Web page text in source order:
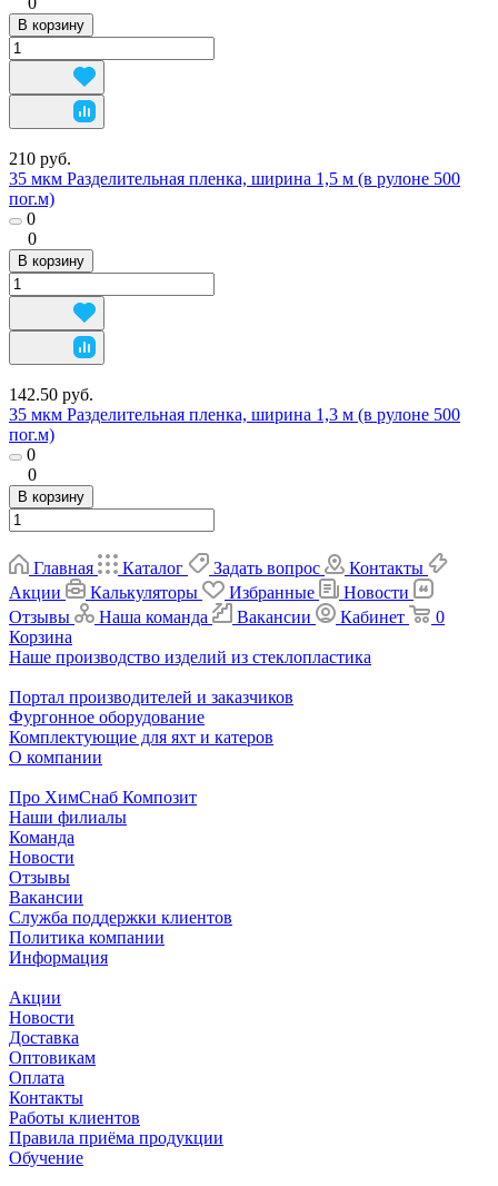
В корзину
210 руб.
35 мкм Разделительная пленка, ширина 1,5 м (в рулоне 500
пог.м)
0
0
В корзину
142.50 руб.
35 мкм Разделительная пленка, ширина 1,3 м (в рулоне 500
пог.м)
0
0
В корзину
Главная Каталог Задать вопрос
Контакты
Акции
Калькуляторы Избранные
Новости
Отзывы
Наша команда Вакансии Кабинет
0
Корзина
Наше производство изделий из стеклопластика
Портал производителей и заказчиков
Фургонное оборудование
Комплектующие для яхт и катеров
О компании
Про ХимСнаб Композит
Наши филиалы
Команда
Новости
Отзывы
Вакансии
Служба поддержки клиентов
Политика компании
Информация
Акции
Новости
Доставка
Оптовикам
Оплата
Контакты
Работы клиентов
Правила приёма продукции
Обучение